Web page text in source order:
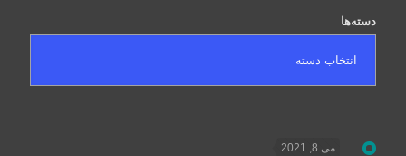
دسته‌ها
می 8, 2021